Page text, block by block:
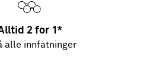
2 for 1*
alle innfatninger